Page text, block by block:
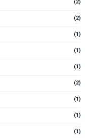
(2)
(2)
(1)
(1)
(1)
(2)
(1)
(1)
(1)